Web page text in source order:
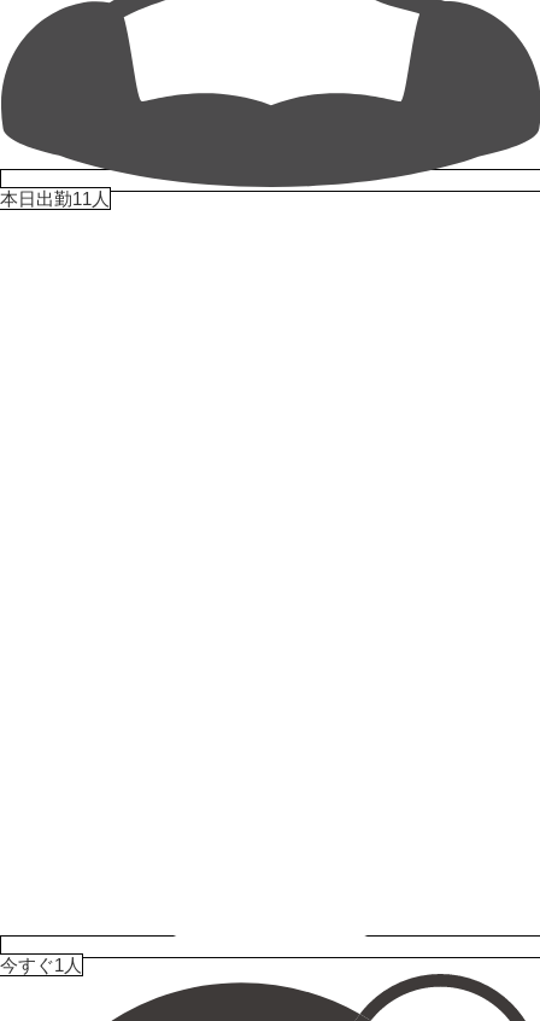
本日出勤11人
今すぐ1人